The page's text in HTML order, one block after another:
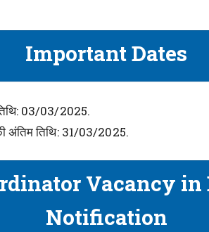
Important Dates
03/03/2025.
अंतिम तिथि: 31/03/2025.
Vacancy in
Notification